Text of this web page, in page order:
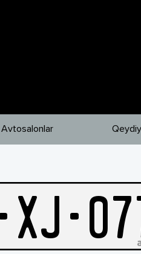
Avtosalonlar
XJ-